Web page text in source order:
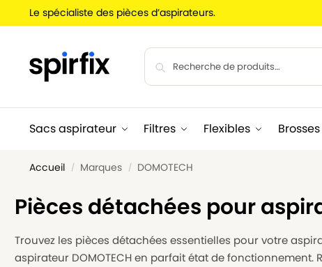
Le spécialiste des pièces d’aspirateurs.
Sacs aspirateur Filtres Flexibles Brosses
Accueil / Marques / DOMOTECH
Pièces détachées pour
Trouvez les pièces détachées essentielles pour votre
aspirateur DOMOTECH en parfait état de